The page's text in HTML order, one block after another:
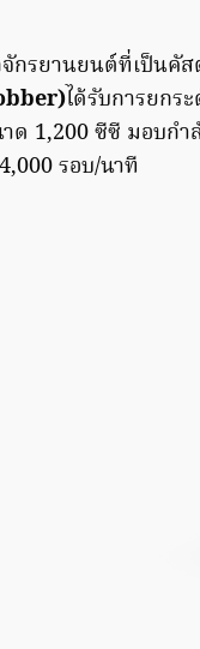
กรยานยนต์ที่เป็นคั
ได้รับการยก
ด 1,200 ซีซี มอบก
รอบ/นาที